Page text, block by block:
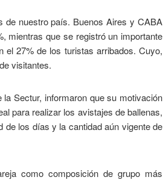
de nuestro país. Buenos Aires y CABA
mientras que se registró un importante
el 27% de los turistas arribados. Cuyo,
visitantes.
Sectur, informaron que su motivación
para realizar los avistajes de ballenas,
los días y la cantidad aún vigente de
como composición de grupo más